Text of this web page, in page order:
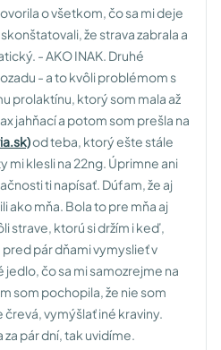
o všetkom, čo sa mi deje
že strava zabrala a
- AKO INAK. Druhé
- a to kvôli problémom s
prolaktínu, ktorý som mala až
jahňací a potom som prešla na
od teba, ktorý ešte stále
mi klesli na 22ng. Úprimne ani
ti napísať. Dúfam, že aj
mňa. Bola to pre mňa aj
strave, ktorú si držím i keď,
pár dňami vymyslieť v
jedlo, čo sa mi samozrejme na
som pochopila, že nie som
vymýšlať iné kraviny.
pár dní, tak uvidíme.